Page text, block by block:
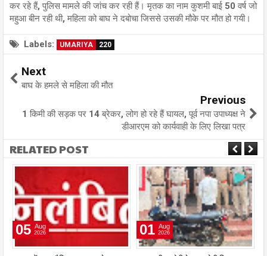
कर रहे हैं, पुलिस मामले की जांच कर रही हैं। मृतक का नाम कुशमी बाई 50 वर्ष जो
महुआ बीन रही थी, महिला को बाघ ने दबोचा जिससे उसकी मौके पर मौत हो गयी।
Labels: UMARIYA 220
Next
बाघ के हमले से महिला की मौत
Previous
1 किमी की सड़क पर 14 ब्रेकर, लोग हो रहे हैं घायल, पूर्व नपा उपाध्यक्ष ने
डीआरएम को कार्यवाही के लिए लिखा पत्र
RELATED POST
05 Aug
2026 01 Aug
2026